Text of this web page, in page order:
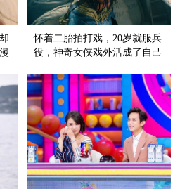
怀着二胎拍打戏，20岁就服兵
役，神奇女侠戏外活成了自己